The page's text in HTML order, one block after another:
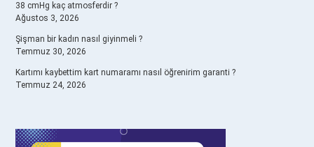
38 cmHg kaç atmosferdir ?
Ağustos 3, 2026
Şişman bir kadın nasıl giyinmeli ?
Temmuz 30, 2026
Kartımı kaybettim kart numaramı nasıl öğrenirim garanti ?
Temmuz 24, 2026